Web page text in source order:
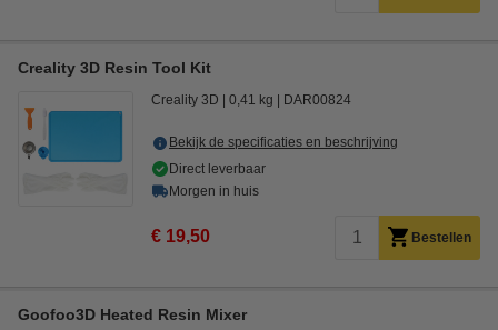
Creality 3D Resin Tool Kit
Creality 3D 0,41 kg DAR00824
Bekijk de specificaties en beschrijving
Direct leverbaar
Morgen in huis
€ 19,50 Bestellen
Goofoo3D Heated Resin Mixer